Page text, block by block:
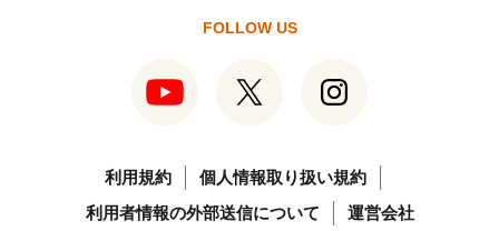
FOLLOW US
利用規約
個人情報取り扱い規約
利用者情報の外部送信について
運営会社